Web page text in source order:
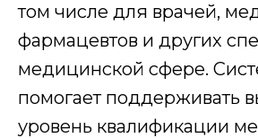
том числе для врачей,
фармацевтов и других
медицинской сфере.
помогает поддерживать
уровень квалификации
2
Договор
Составление и подписание договора об
оказании образовательных услуг